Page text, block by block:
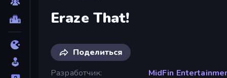
Eraze That!
Поделиться
Разработчик
MidFin